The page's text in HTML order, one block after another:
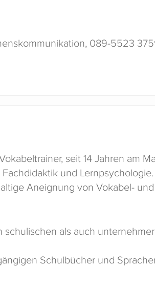
089-5523
seit 14 Jahren am
und
Aneignung von Vokabel-
als auch
Schulbücher und